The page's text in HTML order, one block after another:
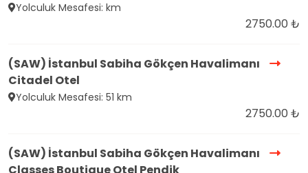
Yolculuk Mesafesi: km
2750.00 ₺
(SAW) İstanbul Sabiha Gökçen Havalimanı
Citadel Otel
Yolculuk Mesafesi: 51 km
2750.00 ₺
(SAW) İstanbul Sabiha Gökçen Havalimanı